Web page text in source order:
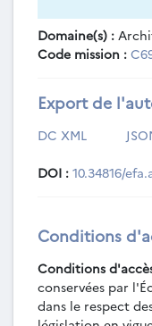
Domaine(s) :
Code mission :
Export de
DC XML
DOI : 10.34816/
Conditions
Conditions
conservées par
dans le respect